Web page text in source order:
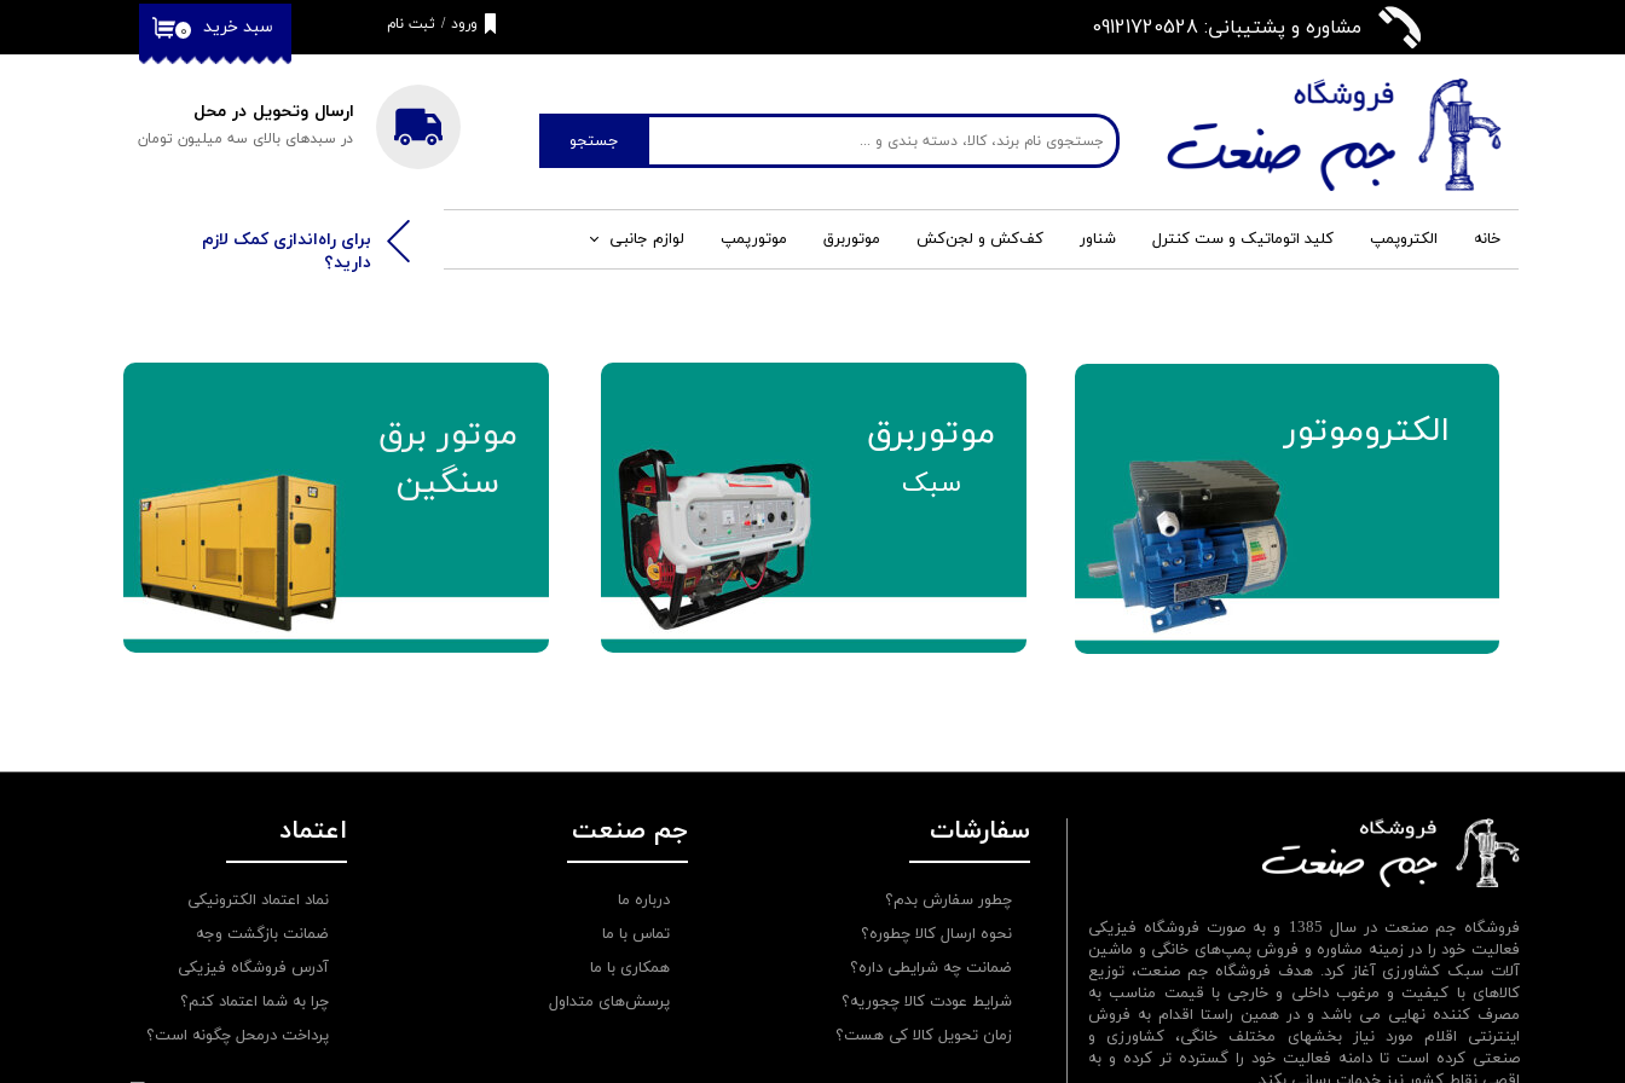
جستجو
ارسال وتحویل در محل
در سبدهای بالای سه میلیون تومان
مشاوره و پشتیبانی: 09121720528 ۰ سبد خرید ورود / ثبت نام
حساب کاربری من
تغییر گذر واژه
سفارشات
کاربری
خانه الکتروپمپ کلید اتوماتیک و ست کنترل شناور کف‌کش و لجن‌کش موتوربرق موتورپمپ لوازم جانبی
​​برای راه‌اندازی کمک لازم
دارید؟
موتور برق
​​​​​​​سنگین
موتوربرق
سبک
الکتروموتور
فروشگاه جم صنعت در سال 1385 و به صورت فروشگاه فیزیکی
فعالیت خود را در زمینه مشاوره و فروش پمپ‌های خانگی و ماشین
آلات سبک کشاورزی آغاز کرد. هدف فروشگاه جم صنعت، توزیع
کالاهای با کیفیت و مرغوب داخلی و خارجی با قیمت مناسب به
مصرف کننده نهایی می باشد و در همین راستا اقدام به فروش
اینترنتی اقلام مورد نیاز بخشهای مختلف خانگی، کشاورزی و
صنعتی کرده است تا دامنه فعالیت خود را گسترده تر کرده و به
سفارشات
چطور سفارش بدم؟
نحوه ارسال کالا چطوره؟
ضمانت چه شرایطی داره؟
شرایط عودت کالا چجوریه؟
زمان تحویل کالا کی هست؟
اعتماد
نماد اعتماد الکترونیکی
ضمانت بازگشت وجه
آدرس فروشگاه فیزیکی
چرا به شما اعتماد کنم؟
پرداخت درمحل چگونه است؟
جم صنعت
درباره ما
تماس با ما
همکاری با ما
پرسش‌های متداول